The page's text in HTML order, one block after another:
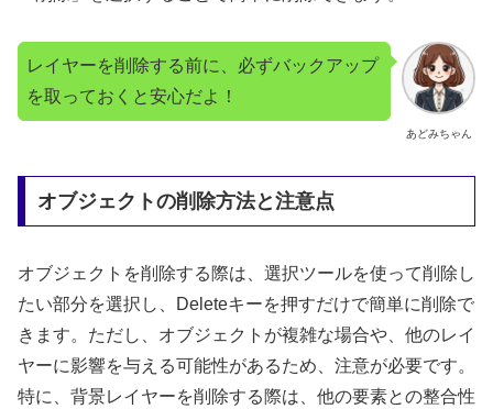
あどみちゃん
レイヤーを削除する前に、必ずバックアップ
を取っておくと安心だよ！
オブジェクトの削除方法と注意点
オブジェクトを削除する際は、選択ツールを使って削除し
たい部分を選択し、Deleteキーを押すだけで簡単に削除で
きます。ただし、オブジェクトが複雑な場合や、他のレイ
ヤーに影響を与える可能性があるため、注意が必要です。
特に、背景レイヤーを削除する際は、他の要素との整合性